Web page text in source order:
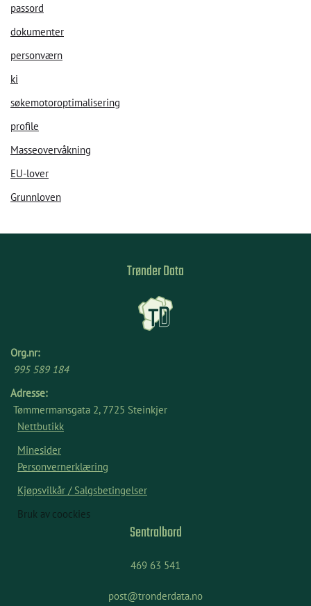
passord
dokumenter
personværn
ki
søkemotoroptimalisering
profile
Masseovervåkning
EU-lover
Grunnloven
Trønder Data
Org.nr:
995 589 184
Adresse:
Tømmermansgata 2, 7725 Steinkjer
Nettbutikk
Minesider
Personvernerklæring
Kjøpsvilkår / Salgsbetingelser
Bruk av coockies
Sentralbord
469 63 541
post@tronderdata.no